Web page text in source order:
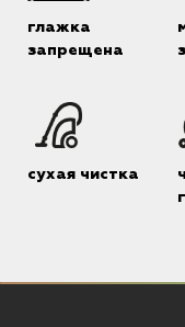
глажка
запрещена
сухая чистка